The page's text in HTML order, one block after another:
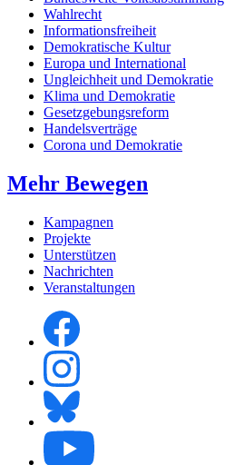
Wahlrecht
Informationsfreiheit
Demokratische Kultur
Europa und International
Ungleichheit und Demokratie
Klima und Demokratie
Gesetzgebungsreform
Handelsverträge
Corona und Demokratie
Mehr Bewegen
Kampagnen
Projekte
Unterstützen
Nachrichten
Veranstaltungen